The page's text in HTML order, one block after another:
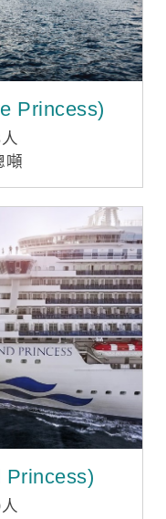
Princess)
噸
Princess)